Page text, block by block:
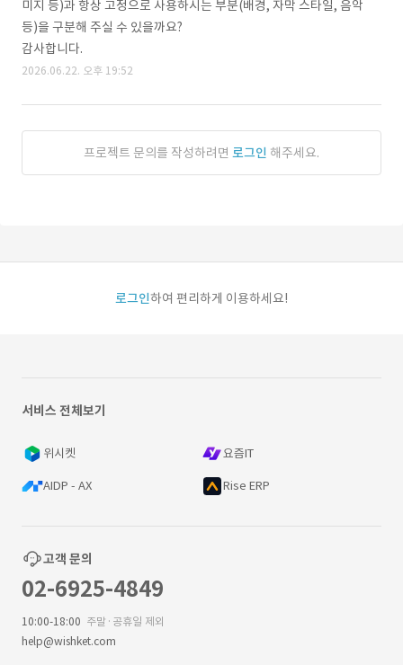
미지 등)과 항상 고정으로 사용하시는 부분(배경, 자막 스타일, 음악
등)을 구분해 주실 수 있을까요?
감사합니다.
2026.06.22. 오후 19:52
프로젝트 문의를 작성하려면 로그인 해주세요.
로그인하여 편리하게 이용하세요!
서비스 전체보기
위시켓 요즘IT
AIDP - AX Rise ERP
고객 문의
02-6925-4849
10:00-18:00 주말·공휴일 제외
help@wishket.com